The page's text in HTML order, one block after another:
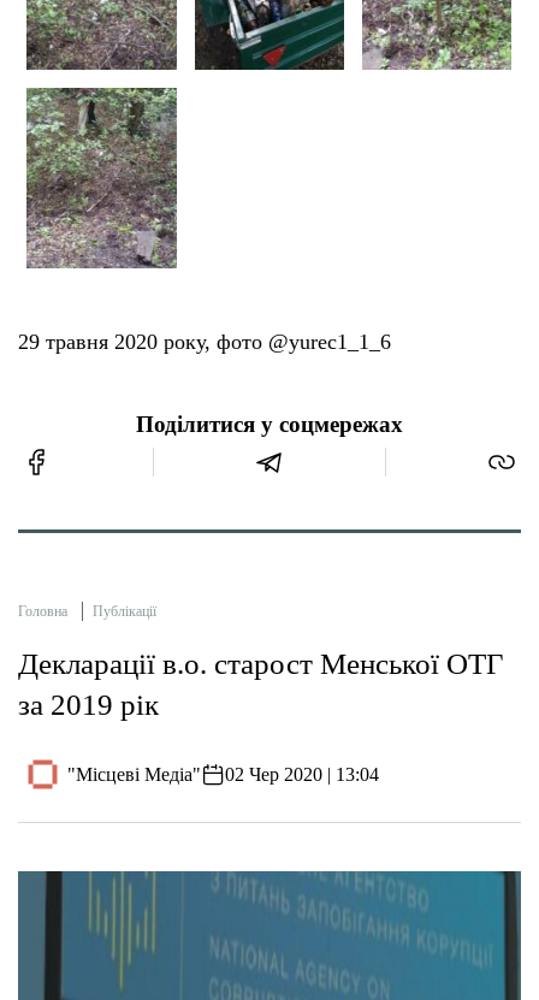
29 травня 2020 року, фото @yurec1_1_6
Поділитися у соцмережах
Головна Публікації
Декларації в.о. старост Менської ОТГ
за 2019 рік
"Місцеві Медіа" 02 Чер 2020 | 13:04